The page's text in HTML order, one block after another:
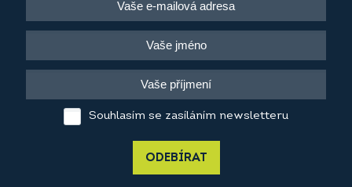
Souhlasím se zasíláním newsletteru
ODEBÍRAT